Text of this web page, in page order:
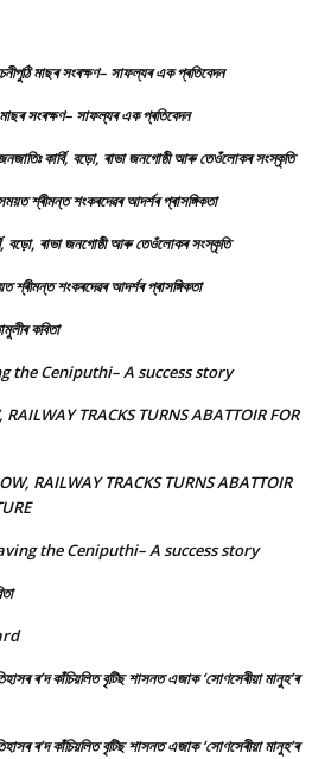
মাছৰ সংৰক্ষণ– সাফল্যৰ এক প্ৰতিবেদন
মাছৰ সংৰক্ষণ– সাফল্যৰ এক প্ৰতিবেদন
কাৰ্বি, বড়ো, ৰাভা জনগোষ্ঠী আৰু তেওঁলোকৰ সংস্কৃতি
শ্ৰীমন্ত শংকৰদেৱৰ আদৰ্শৰ প্ৰাসঙ্গিকতা
বড়ো, ৰাভা জনগোষ্ঠী আৰু তেওঁলোকৰ সংস্কৃতি
শ্ৰীমন্ত শংকৰদেৱৰ আদৰ্শৰ প্ৰাসঙ্গিকতা
কবিতা
the Ceniputhi– A success story
RAILWAY TRACKS TURNS ABATTOIR FOR
RAILWAY TRACKS TURNS ABATTOIR
the Ceniputhi– A success story
ৰ’দ কাঁচিয়লিত বৃটিছ শাসনত এজাক ‘সোণসেৰীয়া মানুহ’ৰ
ৰ’দ কাঁচিয়লিত বৃটিছ শাসনত এজাক ‘সোণসেৰীয়া মানুহ’ৰ